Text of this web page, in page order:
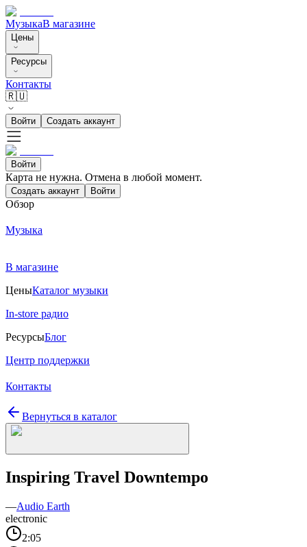
МузыкаВ магазине
Цены
Ресурсы
Контакты
🇷🇺
Войти Создать аккаунт
Войти
Карта не нужна. Отмена в любой момент.
Создать аккаунт Войти
Обзор
Музыка
В магазине
ЦеныКаталог музыки
In-store радио
РесурсыБлог
Центр поддержки
Контакты
Вернуться в каталог
Inspiring Travel Downtempo
—Audio Earth
electronic
2:05